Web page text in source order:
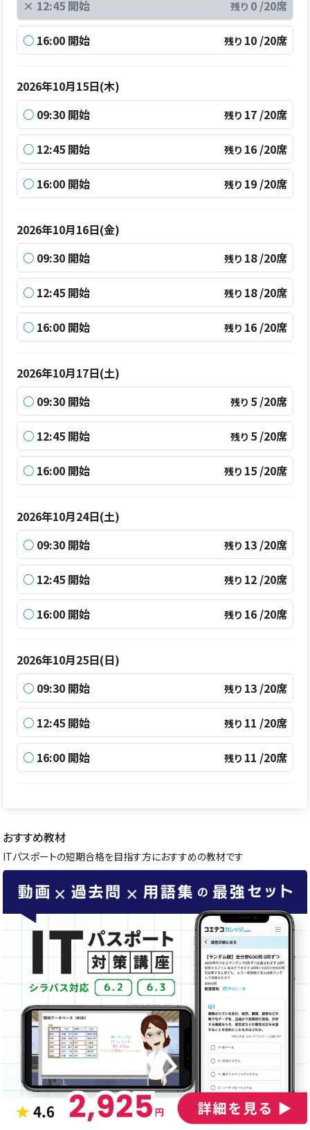
× 12:45 開始 残り0 /20席
○ 16:00 開始 残り10 /20席
2026年10月15日(木)
○ 09:30 開始 残り17 /20席
○ 12:45 開始 残り16 /20席
○ 16:00 開始 残り19 /20席
2026年10月16日(金)
○ 09:30 開始 残り18 /20席
○ 12:45 開始 残り18 /20席
○ 16:00 開始 残り16 /20席
2026年10月17日(土)
○ 09:30 開始 残り5 /20席
○ 12:45 開始 残り5 /20席
○ 16:00 開始 残り15 /20席
2026年10月24日(土)
○ 09:30 開始 残り13 /20席
○ 12:45 開始 残り12 /20席
○ 16:00 開始 残り16 /20席
2026年10月25日(日)
○ 09:30 開始 残り13 /20席
○ 12:45 開始 残り11 /20席
○ 16:00 開始 残り11 /20席
おすすめ教材
ITパスポートの短期合格を目指す方におすすめの教材です